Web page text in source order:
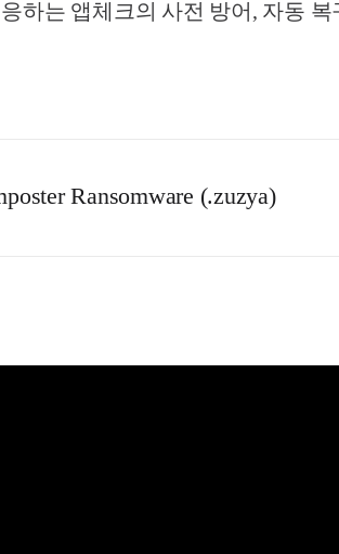
하는 앱체크의 사전 방어, 자동
Ransomware (.zuzya)